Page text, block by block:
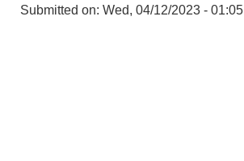
Submitted on: Wed, 04/12/2023 - 01:05